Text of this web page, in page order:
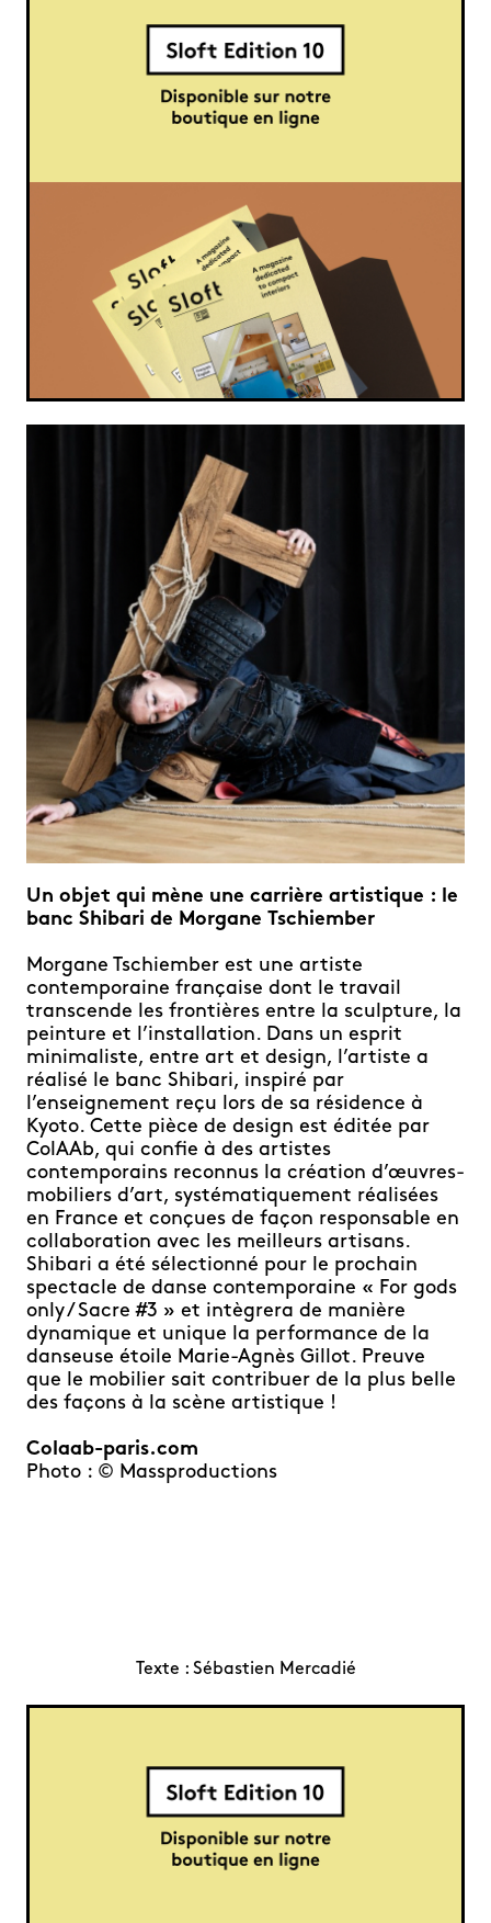
Un objet qui mène une carrière artistique : le
banc Shibari de Morgane Tschiember
Morgane Tschiember est une artiste
contemporaine française dont le travail
transcende les frontières entre la sculpture, la
peinture et l’installation. Dans un esprit
minimaliste, entre art et design, l’artiste a
réalisé le banc Shibari, inspiré par
l’enseignement reçu lors de sa résidence à
Kyoto. Cette pièce de design est éditée par
ColAAb, qui confie à des artistes
contemporains reconnus la création d’œuvres-
mobiliers d’art, systématiquement réalisées
en France et conçues de façon responsable en
collaboration avec les meilleurs artisans.
Shibari a été sélectionné pour le prochain
spectacle de danse contemporaine « For gods
only / Sacre #3 » et intègrera de manière
dynamique et unique la performance de la
danseuse étoile Marie-Agnès Gillot. Preuve
que le mobilier sait contribuer de la plus belle
des façons à la scène artistique !
Colaab-paris.com
Photo : © Massproductions
Texte : Sébastien Mercadié